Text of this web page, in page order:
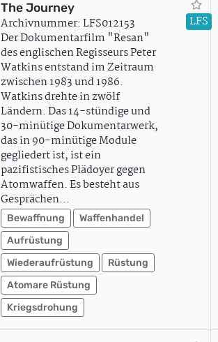
The Journey
Archivnummer: LFS012153
Der Dokumentarfilm "Resan"
des englischen Regisseurs Peter
Watkins entstand im Zeitraum
zwischen 1983 und 1986.
Watkins drehte in zwölf
Ländern. Das 14-stündige und
30-minütige Dokumentarwerk,
das in 90-minütige Module
gegliedert ist, ist ein
pazifistisches Plädoyer gegen
Atomwaffen. Es besteht aus
Gesprächen…
Bewaffnung
Waffenhandel
Aufrüstung
Wiederaufrüstung
Rüstung
Atomare Rüstung
Kriegsdrohung
LFS